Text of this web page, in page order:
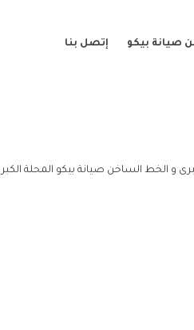
صيانة بيكو إتصل بنا
و الخط الساخن صيانة بيكو المحلة